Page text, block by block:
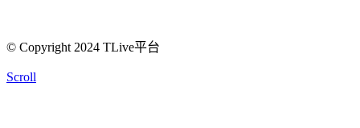
© Copyright 2024 TLive平台
Scroll